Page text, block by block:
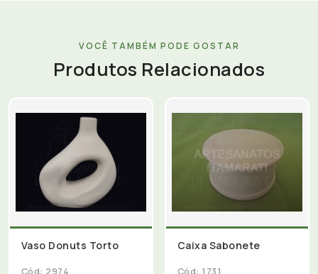
VOCÊ TAMBÉM PODE GOSTAR
Produtos Relacionados
Vaso Donuts Torto
Cód: 2974
Caixa Sabonete
Cód: 1731